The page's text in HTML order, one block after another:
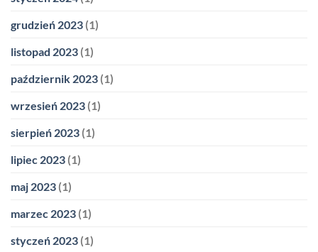
grudzień 2023 (1)
listopad 2023 (1)
październik 2023 (1)
wrzesień 2023 (1)
sierpień 2023 (1)
lipiec 2023 (1)
maj 2023 (1)
marzec 2023 (1)
styczeń 2023 (1)